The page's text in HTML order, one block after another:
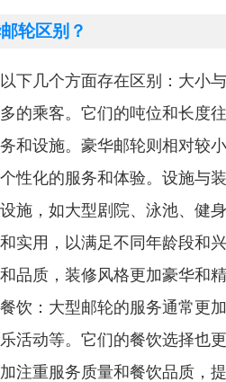
轮区别？
下几个方面存在区别：大小
的乘客。它们的吨位和长度
和设施。豪华邮轮则相对较
性化的服务和体验。设施与
施，如大型剧院、泳池、健
实用，以满足不同年龄段和
品质，装修风格更加豪华和
饮：大型邮轮的服务通常更
活动等。它们的餐饮选择也
注重服务质量和餐饮品质，